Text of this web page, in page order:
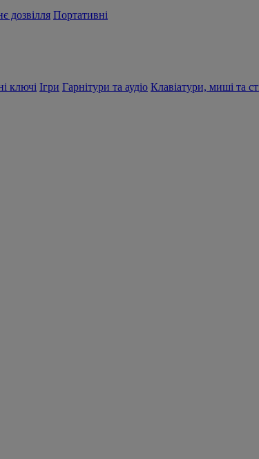
дозвілля Портативні
ключі Ігри Гарнітури та аудіо Клавіатури, миші та